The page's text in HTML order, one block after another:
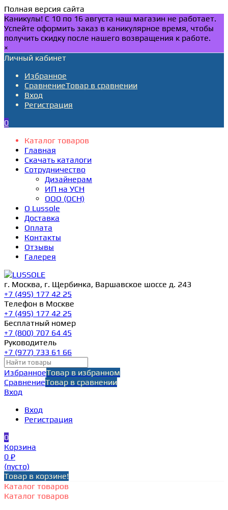
Полная версия сайта
Каникулы! С 10 по 16 августа наш магазин не работает.
Успейте оформить заказ в каникулярное время, чтобы
получить скидку после нашего возвращения к работе.
×
Личный кабинет
Избранное
СравнениеТовар в сравнении
Вход
Регистрация
0
Каталог товаров
Главная
Скачать каталоги
Сотрудничество
Дизайнерам
ИП на УСН
ООО (ОСН)
О Lussole
Доставка
Оплата
Контакты
Отзывы
Галерея
г. Москва, г. Щербинка, Варшавское шоссе д. 243
+7 (495) 177 42 25
Телефон в Москве
+7 (495) 177 42 25
Бесплатный номер
+7 (800) 707 64 45
Руководитель
+7 (977) 733 61 66
ИзбранноеТовар в избранном
СравнениеТовар в сравнении
Вход
Вход
Регистрация
0
Корзина
0 ₽
(пусто)
Товар в корзине!
Каталог товаров
Каталог товаров